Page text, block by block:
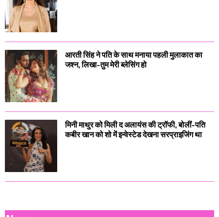
आरती सिंह ने पति के साथ मनाया पहली मुलाकात का
जश्न, लिखा-तुम मेरी ब्लेसिंग हो
मिनी माथुर को मिली द अलायंस की ट्रॉफी, बोलीं-पति
कबीर खान को शो में इन्वेस्टेड देखना सरप्राइजिंग था